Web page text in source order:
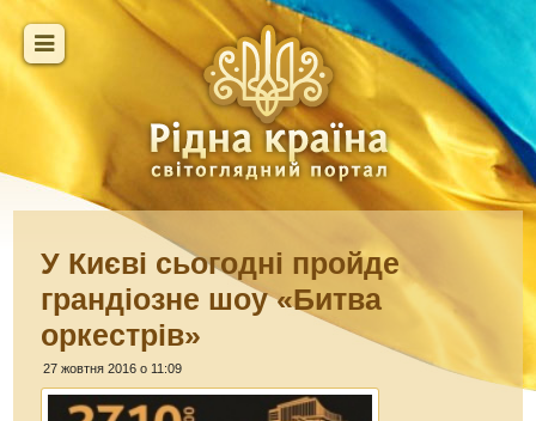
У Києві сьогодні пройде
грандіозне шоу «Битва
оркестрів»
27 жовтня 2016 о 11:09